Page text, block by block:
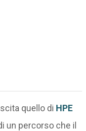
quello di HPE
un percorso che il